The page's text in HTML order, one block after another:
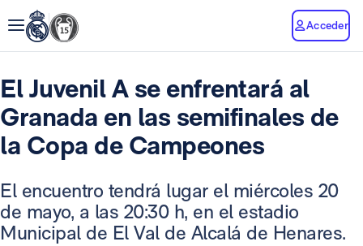
Acceder
El Juvenil A se enfrentará al
Granada en las semifinales de
la Copa de Campeones
El encuentro tendrá lugar el miércoles 20
de mayo, a las 20:30 h, en el estadio
Municipal de El Val de Alcalá de Henares.